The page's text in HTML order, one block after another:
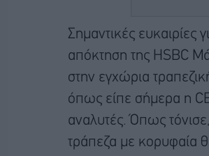
Σημαντικές ευκαιρίες
απόκτηση της HSBC
στην εγχώρια
όπως είπε σήμερα η
αναλυτές. Όπως
τράπεζα με κορυφαία